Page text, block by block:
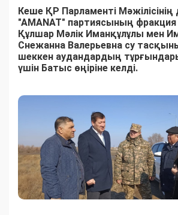
Кеше ҚР Парламенті
"АМАNАТ" партиясының фракция
Құлшар Мәлік Иманқұлұлы мен
Снежанна Валерьевна су
шеккен аудандардың
үшін Батыс өңіріне келді.